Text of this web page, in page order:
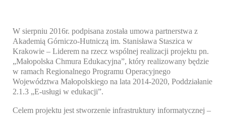
W sierpniu 2016r. podpisana została umowa partnerstwa z
Akademią Górniczo-Hutniczą im. Stanisława Staszica w
Krakowie – Liderem na rzecz wspólnej realizacji projektu pn.
„Małopolska Chmura Edukacyjna”, który realizowany będzie
w ramach Regionalnego Programu Operacyjnego
Województwa Małopolskiego na lata 2014-2020, Poddziałanie
2.1.3 „E-usługi w edukacji”.
Celem projektu jest stworzenie infrastruktury informatycznej –